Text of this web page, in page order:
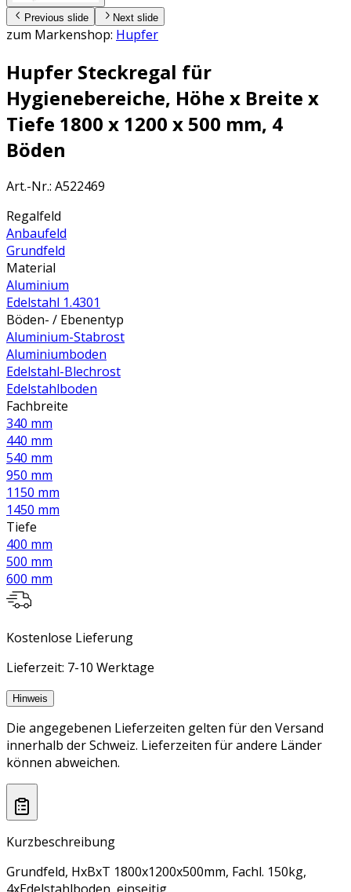
Previous slide Next slide
zum Markenshop: Hupfer
Hupfer Steckregal für
Hygienebereiche, Höhe x Breite x
Tiefe 1800 x 1200 x 500 mm, 4
Böden
Art.-Nr.: A522469
Regalfeld
Anbaufeld
Grundfeld
Material
Aluminium
Edelstahl 1.4301
Böden- / Ebenentyp
Aluminium-Stabrost
Aluminiumboden
Edelstahl-Blechrost
Edelstahlboden
Fachbreite
340 mm
440 mm
540 mm
950 mm
1150 mm
1450 mm
Tiefe
400 mm
500 mm
600 mm
Kostenlose Lieferung
Lieferzeit: 7-10 Werktage
Hinweis
Die angegebenen Lieferzeiten gelten für den Versand
innerhalb der Schweiz. Lieferzeiten für andere Länder
können abweichen.
Kurzbeschreibung
Grundfeld, HxBxT 1800x1200x500mm, Fachl. 150kg,